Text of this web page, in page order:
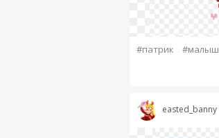
#патрик #малыш
easted_banny